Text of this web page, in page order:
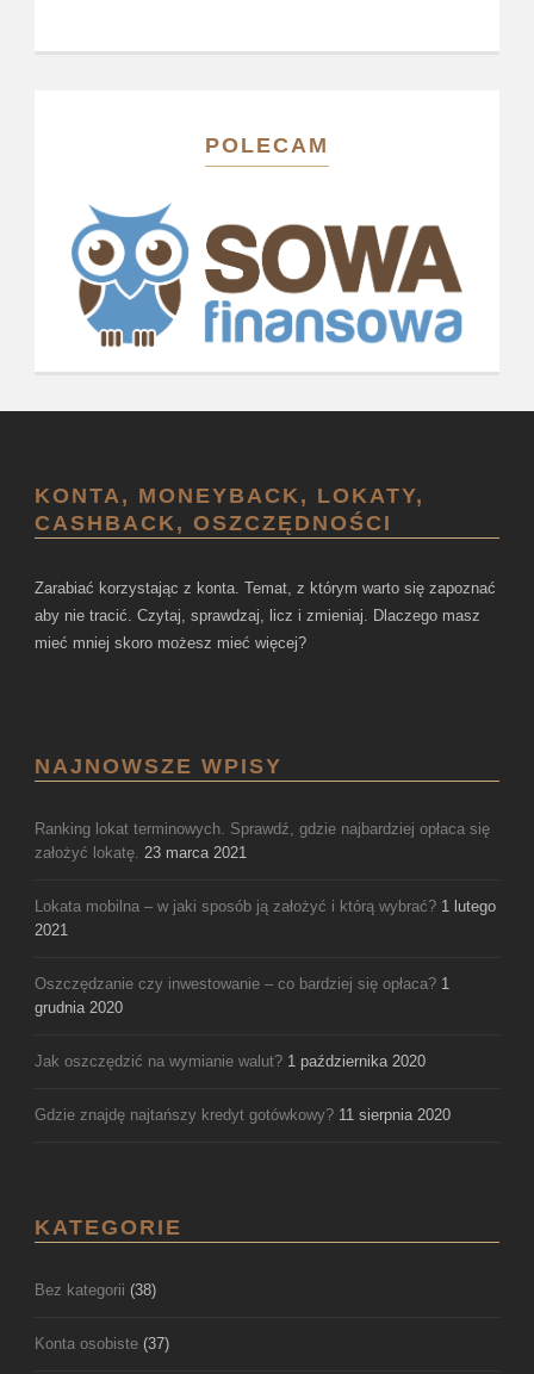
POLECAM
KONTA, MONEYBACK, LOKATY,
CASHBACK, OSZCZĘDNOŚCI
Zarabiać korzystając z konta. Temat, z którym warto się zapoznać
aby nie tracić. Czytaj, sprawdzaj, licz i zmieniaj. Dlaczego masz
mieć mniej skoro możesz mieć więcej?
NAJNOWSZE WPISY
Ranking lokat terminowych. Sprawdź, gdzie najbardziej opłaca się
założyć lokatę. 23 marca 2021
Lokata mobilna – w jaki sposób ją założyć i którą wybrać? 1 lutego
2021
Oszczędzanie czy inwestowanie – co bardziej się opłaca? 1
grudnia 2020
Jak oszczędzić na wymianie walut? 1 października 2020
Gdzie znajdę najtańszy kredyt gotówkowy? 11 sierpnia 2020
KATEGORIE
Bez kategorii (38)
Konta osobiste (37)